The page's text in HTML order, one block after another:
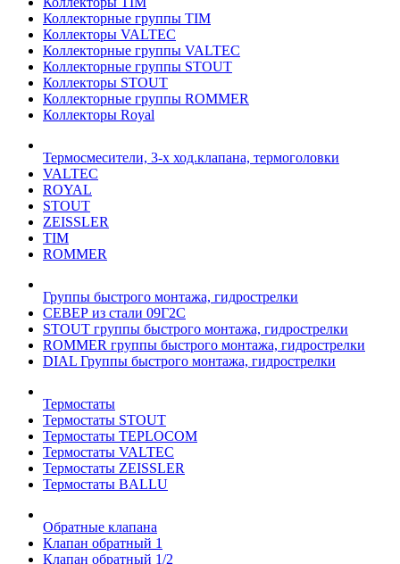
Коллекторные группы TIM
Коллекторы VALTEC
Коллекторные группы VALTEC
Коллекторные группы STOUT
Коллекторы STOUT
Коллекторные группы ROMMER
Коллекторы Royal
Термосмесители, 3-х ход.клапана, термоголовки
VALTEC
ROYAL
STOUT
ZEISSLER
TIM
ROMMER
Группы быстрого монтажа, гидрострелки
СЕВЕР из стали 09Г2С
STOUT группы быстрого монтажа, гидрострелки
ROMMER группы быстрого монтажа, гидрострелки
DIAL Группы быстрого монтажа, гидрострелки
Термостаты
Термостаты STOUT
Термостаты TEPLOCOM
Термостаты VALTEC
Термостаты ZEISSLER
Термостаты BALLU
Обратные клапана
Клапан обратный 1
Клапан обратный 1/2